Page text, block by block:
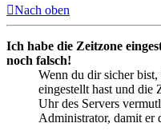
Nach oben
Ich habe die Zeitzone
noch falsch!
Wenn du dir sicher
eingestellt hast und die
Uhr des Servers
Administrator, damit er